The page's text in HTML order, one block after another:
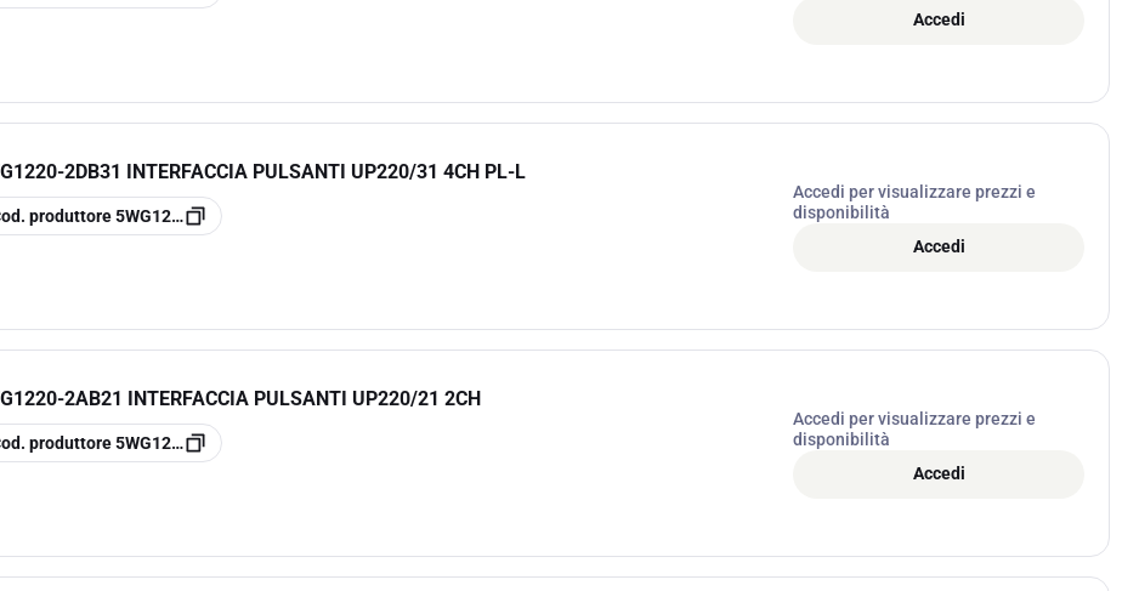
Accedi
2DB31 INTERFACCIA PULSANTI UP220/31 4CH PL-L
produttore 5WG1220-2DB31
Accedi per visualizzare prezzi e
disponibilità
Accedi
2AB21 INTERFACCIA PULSANTI UP220/21 2CH
produttore 5WG1220-2AB21
Accedi per visualizzare prezzi e
disponibilità
Accedi